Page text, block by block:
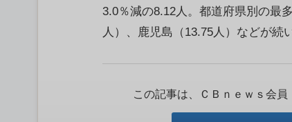
3.0％減の8.12人。都道府県別の最
人）、鹿児島（13.75人）などが続
この記事は、ＣＢｎｅｗｓ会員